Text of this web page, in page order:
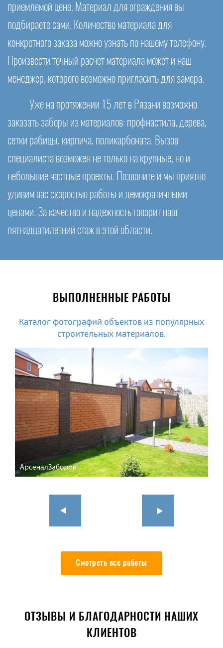
приемлемой цене. Материал для ограждения вы
подбираете сами. Количество материала для
конкретного заказа можно узнать по нашему телефону.
Произвести точный расчет материала может и наш
менеджер, которого возможно пригласить для замера.
Уже на протяжении 15 лет в Рязани возможно
заказать заборы из материалов: профнастила, дерева,
сетки рабицы, кирпича, поликарбоната. Вызов
специалиста возможен не только на крупные, но и
небольшие частные проекты. Позвоните и мы приятно
удивим вас скоростью работы и демократичными
ценами. За качество и надежность говорит наш
пятнадцатилетний стаж в этой области.
ВЫПОЛНЕННЫЕ РАБОТЫ
Каталог фотографий объектов из популярных
строительных материалов.
Смотреть все работы
ОТЗЫВЫ И БЛАГОДАРНОСТИ НАШИХ
КЛИЕНТОВ